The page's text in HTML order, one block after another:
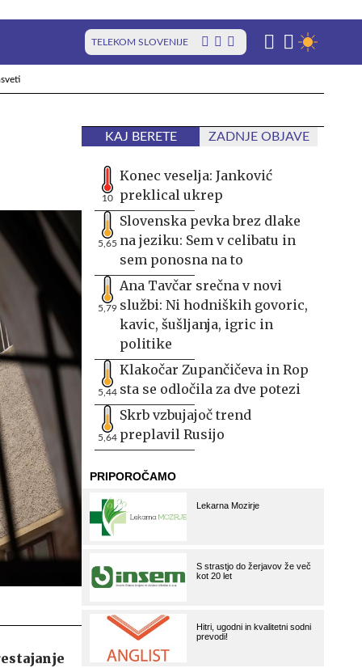
TELEKOM SLOVENIJE
KAJ BERETE ZADNJE OBJAVE
10
Konec veselja: Janković
preklical ukrep
5,65
Slovenska pevka brez dlake
na jeziku: Sem v celibatu in
sem ponosna na to
5,79
Ana Tavčar srečna v novi
službi: Ni hodniških govoric,
kavic, šušljanja, igric in
politike
5,44
Klakočar Zupančičeva in Rop
sta se odločila za dve potezi
5,64
Skrb vzbujajoč trend
preplavil Rusijo